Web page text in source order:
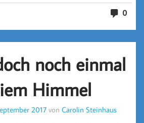
0
noch einmal
Himmel
2017 vonCarolin Steinhaus